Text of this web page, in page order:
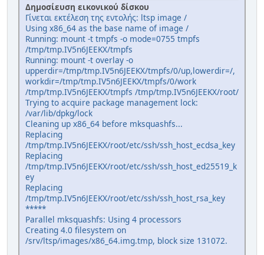
Δημοσίευση εικονικού δίσκου
Γίνεται εκτέλεση της εντολής: ltsp image /
Using x86_64 as the base name of image /
Running: mount -t tmpfs -o mode=0755 tmpfs
/tmp/tmp.IV5n6JEEKX/tmpfs
Running: mount -t overlay -o
upperdir=/tmp/tmp.IV5n6JEEKX/tmpfs/0/up,lowerdir=/,
workdir=/tmp/tmp.IV5n6JEEKX/tmpfs/0/work
/tmp/tmp.IV5n6JEEKX/tmpfs /tmp/tmp.IV5n6JEEKX/root/
Trying to acquire package management lock:
/var/lib/dpkg/lock
Cleaning up x86_64 before mksquashfs...
Replacing
/tmp/tmp.IV5n6JEEKX/root/etc/ssh/ssh_host_ecdsa_key
Replacing
/tmp/tmp.IV5n6JEEKX/root/etc/ssh/ssh_host_ed25519_k
ey
Replacing
/tmp/tmp.IV5n6JEEKX/root/etc/ssh/ssh_host_rsa_key
*****
Parallel mksquashfs: Using 4 processors
Creating 4.0 filesystem on
/srv/ltsp/images/x86_64.img.tmp, block size 131072.